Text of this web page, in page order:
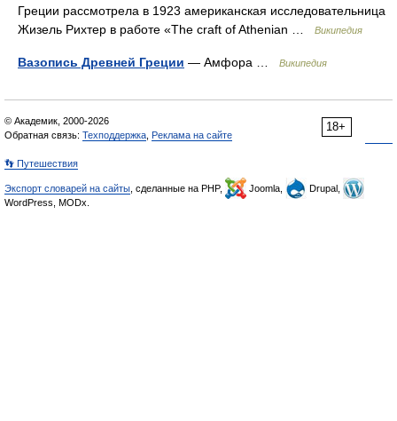
Греции рассмотрела в 1923 американская исследовательница
Жизель Рихтер в работе «The craft of Athenian …
Википедия
Вазопись Древней Греции — Амфора … Википедия
18+
© Академик, 2000-2026
Обратная связь: Техподдержка Реклама на сайте
👣 Путешествия
Экспорт словарей на сайты , сделанные на PHP, Joomla,
Drupal,
WordPress, MODx.